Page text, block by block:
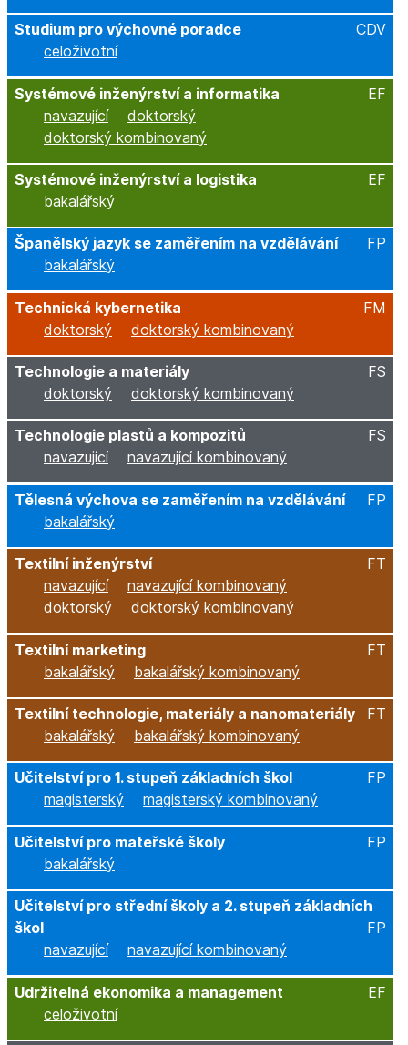
Studium pro výchovné poradce
CDV
celoživotní
Systémové inženýrství a informatika
EF
navazující
doktorský
doktorský kombinovaný
Systémové inženýrství a logistika
EF
bakalářský
Španělský jazyk se zaměřením na vzdělávání
FP
bakalářský
Technická kybernetika
FM
doktorský
doktorský kombinovaný
Technologie a materiály
FS
doktorský
doktorský kombinovaný
Technologie plastů a kompozitů
FS
navazující
navazující kombinovaný
Tělesná výchova se zaměřením na vzdělávání
FP
bakalářský
Textilní inženýrství
FT
navazující
navazující kombinovaný
doktorský
doktorský kombinovaný
Textilní marketing
FT
bakalářský
bakalářský kombinovaný
Textilní technologie, materiály a nanomateriály
FT
bakalářský
bakalářský kombinovaný
Učitelství pro 1. stupeň základních škol
FP
magisterský
magisterský kombinovaný
Učitelství pro mateřské školy
FP
bakalářský
Učitelství pro střední školy a 2. stupeň základních
škol
FP
navazující
navazující kombinovaný
Udržitelná ekonomika a management
EF
celoživotní